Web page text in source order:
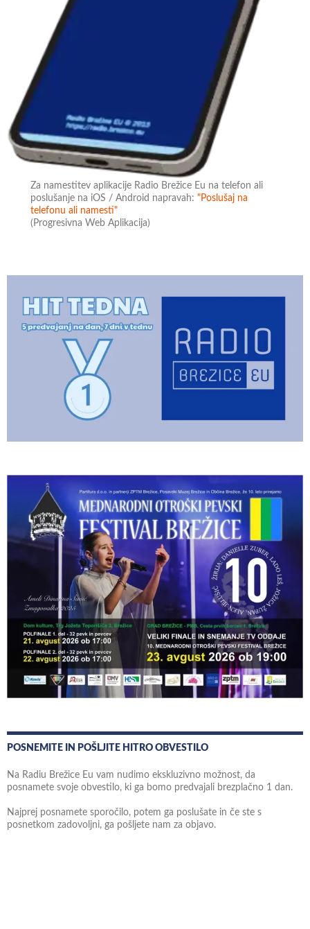
Za namestitev aplikacije Radio Brežice Eu na telefon ali
poslušanje na iOS / Android napravah:"Poslušaj na
telefonu ali namesti"
(Progresivna Web Aplikacija)
POSNEMITE IN POŠLJITE HITRO OBVESTILO
Na Radiu Brežice Eu vam nudimo ekskluzivno možnost, da
posnamete svoje obvestilo, ki ga bomo predvajali brezplačno 1 dan.
Najprej posnamete sporočilo, potem ga poslušate in če ste s
posnetkom zadovoljni, ga pošljete nam za objavo.